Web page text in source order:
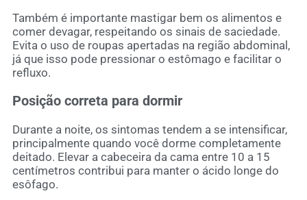
Também é importante mastigar bem os alimentos e
comer devagar, respeitando os sinais de saciedade.
Evita o uso de roupas apertadas na região abdominal,
já que isso pode pressionar o estômago e facilitar o
refluxo.
Posição correta para dormir
Durante a noite, os sintomas tendem a se intensificar,
principalmente quando você dorme completamente
deitado. Elevar a cabeceira da cama entre 10 a 15
centímetros contribui para manter o ácido longe do
esôfago.